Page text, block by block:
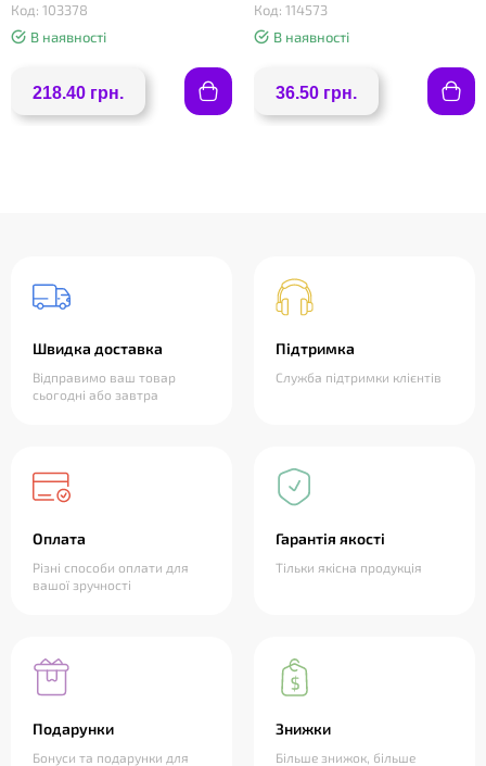
Код: 103378
В наявності
218.40 грн.
Код: 114573
В наявності
36.50 грн.
Швидка доставка
Відправимо ваш товар
сьогодні або завтра
Підтримка
Служба підтримки клієнтів
Оплата
Різні способи оплати для
вашої зручності
Гарантія якості
Тільки якісна продукція
Подарунки
Бонуси та подарунки для
Знижки
Більше знижок, більше